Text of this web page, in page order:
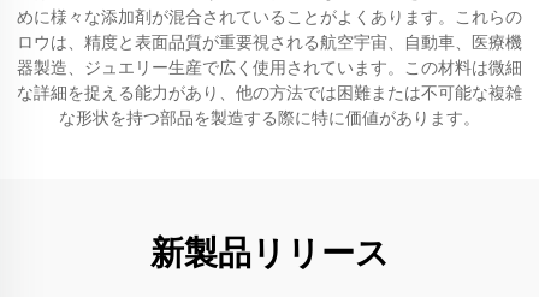
めに様々な添加剤が混合されていることがよくあります。これらの
ロウは、精度と表面品質が重要視される航空宇宙、自動車、医療機
器製造、ジュエリー生産で広く使用されています。この材料は微細
な詳細を捉える能力があり、他の方法では困難または不可能な複雑
な形状を持つ部品を製造する際に特に価値があります。
新製品リリース